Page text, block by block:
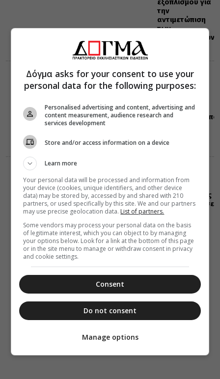
την
αντιμετώπιση
των
καταστροφικών
ΔΙΑΛΟΓΟΣ
ΔΙΑΦΟΡΑ
19:40
Χώρας στην
07 Αυγούστου 2026
19:25
Η “Κιβωτός της
Ορθοδοξίας” σε
όλα τα
περίπτερα
Δόγμα asks for your consent to use your
personal data for the following purposes:
Personalised advertising and content, advertising and
content measurement, audience research and
services development
Store and/or access information on a device
Learn more
Your personal data will be processed and information from
your device (cookies, unique identifiers, and other device
data) may be stored by, accessed by and shared with 210
partners, or used specifically by this site. We and our partners
may use precise geolocation data. List of partners.
Some vendors may process your personal data on the basis
of legitimate interest, which you can object to by managing
your options below. Look for a link at the bottom of this page
or in the site menu to manage or withdraw consent in privacy
and cookie settings.
Consent
Do not consent
Manage options